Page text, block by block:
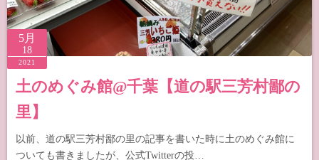
5月
18
2021
土のめぐみ館@千葉【道の駅三芳村鄙の
里】
以前、道の駅三芳村鄙の里の記事を書いた時に土のめぐみ館に
ついても書きましたが、公式Twitterの投…